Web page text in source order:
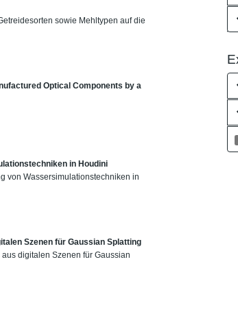
sowie Mehltypen auf die
Optical Components by a
in Houdini
von Wassersimulationstechniken in
Szenen für Gaussian Splatting
digitalen Szenen für Gaussian